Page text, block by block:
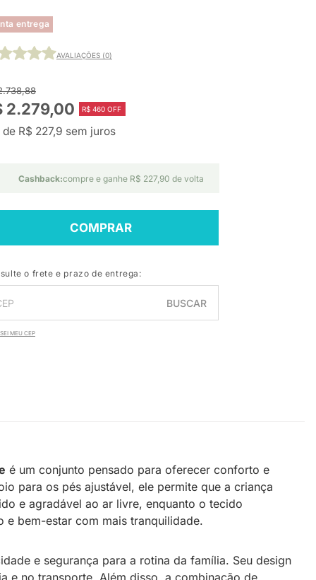
entrega
AVALIAÇÕES (0)
2.279,00 R$ 460 OFF
de R$ 227,9 sem juros
Cashback:compre e ganhe R$ 227,90 de volta
COMPRAR
o frete e prazo de entrega:
BUSCAR
MEU CEP
é um conjunto pensado para oferecer conforto e
para os pés ajustável, ele permite que a criança
e agradável ao ar livre, enquanto o tecido
bem-estar com mais tranquilidade.
e segurança para a rotina da família. Seu design